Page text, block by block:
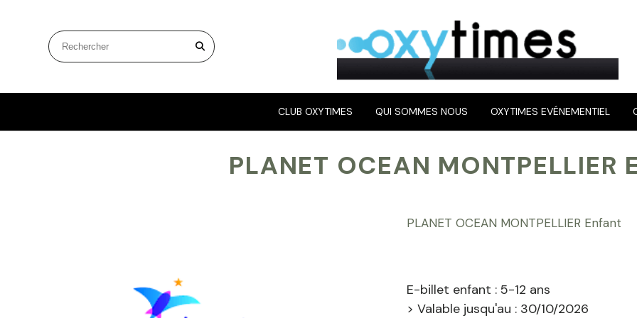
Rechercher sur le site
CLUB OXYTIMES QUI SOMMES NOUS OXYTIMES EVÉNEMENTIEL
PLANET OCEAN MONTPELLIER
PLANET OCEAN MONTPELLIER Enfant
E-billet enfant : 5-12 ans
> Valable jusqu'au : 30/10/2026